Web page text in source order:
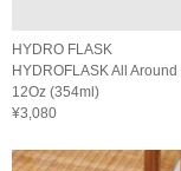
HYDRO FLASK
HYDROFLASK All
12Oz (354ml)
¥3,080